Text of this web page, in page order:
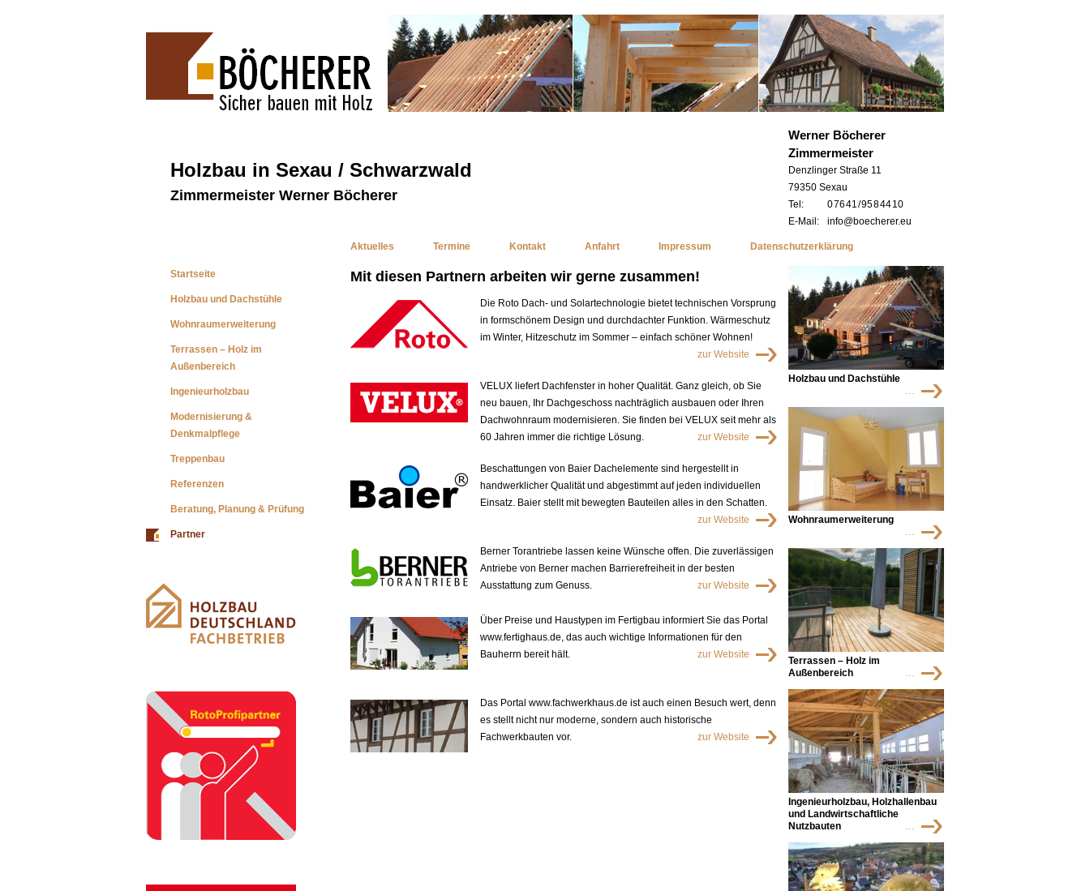
Holzbau in Sexau / Schwarzwald
Zimmermeister Werner Böcherer
Werner Böcherer
Zimmermeister
Denzlinger Straße 11
79350 Sexau
Tel:
0 76 41 / 95 8 44 10
E-Mail:
info@boecherer.eu
Startseite
Holzbau und Dachstühle
Wohnraumerweiterung
Terrassen – Holz im
Außenbereich
Ingenieurholzbau
Modernisierung &
Denkmalpflege
Treppenbau
Referenzen
Beratung, Planung & Prüfung
Partner
Aktuelles Termine Kontakt Anfahrt Impressum Datenschutzerklärung
Mit diesen Partnern arbeiten wir gerne zusammen!
Die Roto Dach- und Solartechnologie bietet technischen Vorsprung
in formschönem Design und durchdachter Funktion. Wärmeschutz
im Winter, Hitzeschutz im Sommer – einfach schöner Wohnen!
zur Website
VELUX liefert Dachfenster in hoher Qualität. Ganz gleich, ob Sie
neu bauen, Ihr Dachgeschoss nachträglich ausbauen oder Ihren
Dachwohnraum modernisieren. Sie finden bei VELUX seit mehr als
60 Jahren immer die richtige Lösung.
zur Website
Beschattungen von Baier Dachelemente sind hergestellt in
handwerklicher Qualität und abgestimmt auf jeden individuellen
Einsatz. Baier stellt mit bewegten Bauteilen alles in den Schatten.
zur Website
Berner Torantriebe lassen keine Wünsche offen. Die zuverlässigen
Antriebe von Berner machen Barrierefreiheit in der besten
Ausstattung zum Genuss.
zur Website
Über Preise und Haustypen im Fertigbau informiert Sie das Portal
www.fertighaus.de, das auch wichtige Informationen für den
Bauherrn bereit hält.
zur Website
Das Portal www.fachwerkhaus.de ist auch einen Besuch wert, denn
es stellt nicht nur moderne, sondern auch historische
Fachwerkbauten vor.
zur Website
Holzbau und Dachstühle
…
Wohnraumerweiterung
…
Terrassen – Holz im
Außenbereich
…
Ingenieurholzbau, Holzhallenbau
und Landwirtschaftliche
Nutzbauten
…